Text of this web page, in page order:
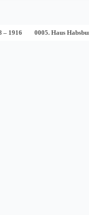
– 1916 0005. Haus